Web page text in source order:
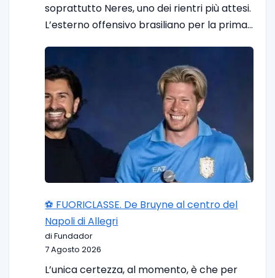
soprattutto Neres, uno dei rientri più attesi.
L’esterno offensivo brasiliano per la prima…
⚽️ FUORICLASSE. De Bruyne al centro del
Napoli di Allegri
di Fundador
7 Agosto 2026
L’unica certezza, al momento, è che per